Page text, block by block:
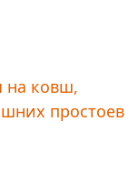
на ковш,
простоев